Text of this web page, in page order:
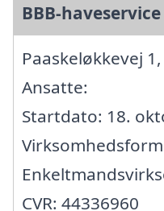
BBB-haveservice
Paaskeløkkevej
Ansatte:
Startdato: 18.
CVR: 44336960